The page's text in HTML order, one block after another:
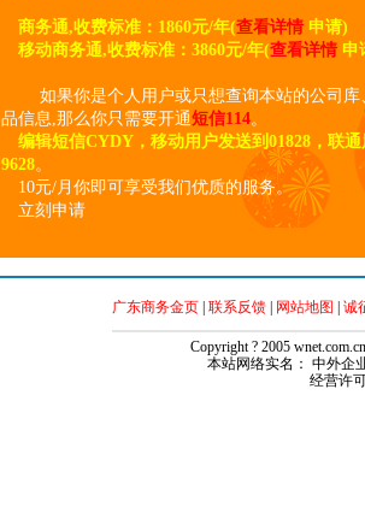
商务通,收费标准：1860元/年(查看详情申请)
移动商务通,收费标准：3860元/年(查看详情申
如果你是个人用户或只想查询本站的公司库
品信息,那么你只需要开通短信114。
编辑短信CYDY，移动用户发送到01828，联通
9628。
10元/月你即可享受我们优质的服务。
立刻申请
广东商务金页| 联系反馈| 网站地图 诚
Copyright ? 2005
本站网络实名： 中外企
经营许